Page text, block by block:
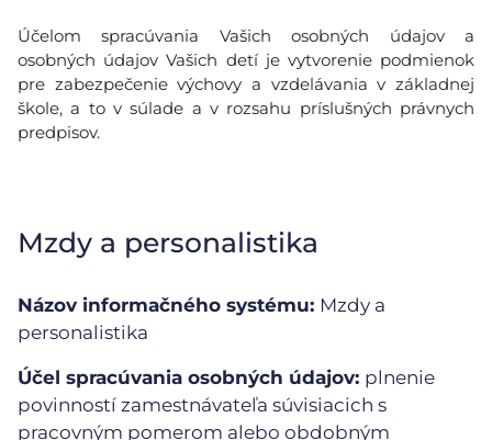
Účelom spracúvania Vašich osobných údajov a
osobných údajov Vašich detí je vytvorenie podmienok
pre zabezpečenie výchovy a vzdelávania v základnej
škole, a to v súlade a v rozsahu príslušných právnych
predpisov.
Mzdy a personalistika
Názov informačného systému: Mzdy a
personalistika
Účel spracúvania osobných údajov: plnenie
povinností zamestnávateľa súvisiacich s
pracovným pomerom alebo obdobným